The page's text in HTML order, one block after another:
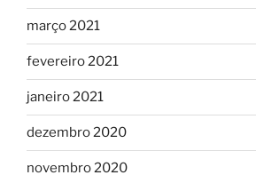
março 2021
fevereiro 2021
janeiro 2021
dezembro 2020
novembro 2020